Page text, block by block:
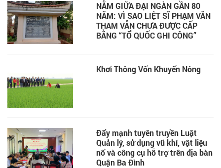
NẰM GIỮA ĐẠI NGÀN GẦN 80
NĂM: VÌ SAO LIỆT SĨ PHẠM VĂN
THAM VẪN CHƯA ĐƯỢC CẤP
BẰNG “TỔ QUỐC GHI CÔNG”
Khơi Thông Vốn Khuyến Nông
Đẩy mạnh tuyên truyền Luật
Quản lý, sử dụng vũ khí, vật liệu
nổ và công cụ hỗ trợ trên địa bàn
Quận Ba Đình